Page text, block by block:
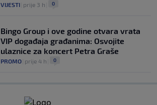
VIJESTI prije 3 h 0
Bingo Group i ove godine otvara vrata
VIP događaja građanima: Osvojite
ulaznice za koncert Petra Graše
PROMO prije 4 h 0